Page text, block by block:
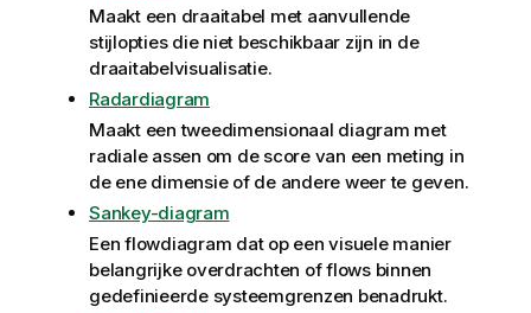
Maakt een draaitabel met aanvullende
stijlopties die niet beschikbaar zijn in de
draaitabelvisualisatie.
Radardiagram
Maakt een tweedimensionaal diagram met
radiale assen om de score van een meting in
de ene dimensie of de andere weer te geven.
Sankey-diagram
Een flowdiagram dat op een visuele manier
belangrijke overdrachten of flows binnen
gedefinieerde systeemgrenzen benadrukt.